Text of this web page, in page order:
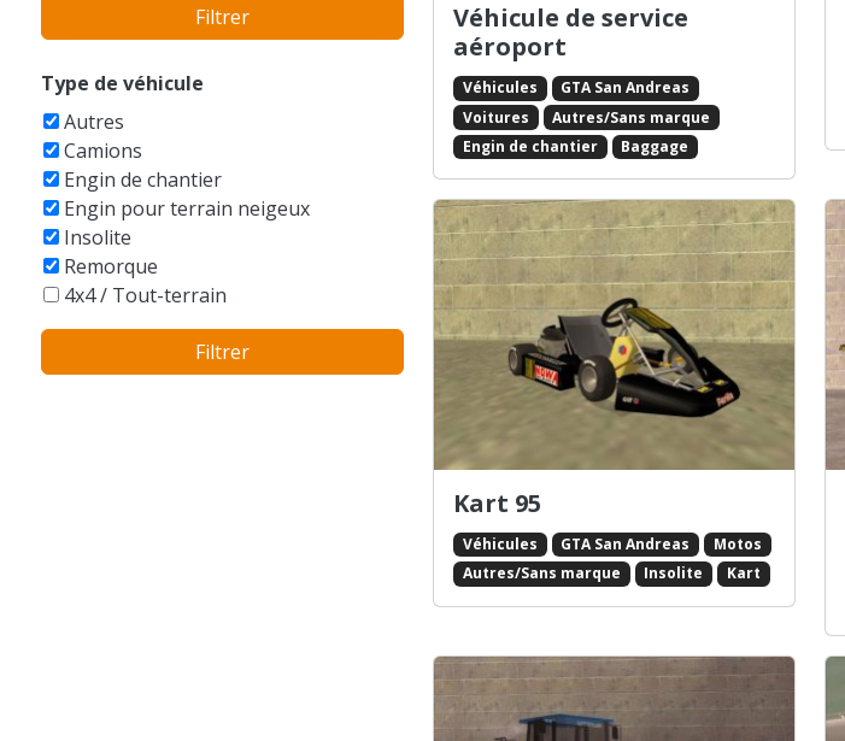
Filtrer
Type de véhicule
Autres
Camions
Engin de chantier
Engin pour terrain neigeux
Insolite
Remorque
4x4 / Tout-terrain
Ambulance
Auto-tamponneuse
Filtrer
Véhicule de service
aéroport
Véhicules
GTA San Andreas
Voitures
Autres/Sans marque
Engin de chantier
Baggage
Kart 95
Véhicules GTA San Andreas
Motos
Autres/Sans marque
Insolite Kart